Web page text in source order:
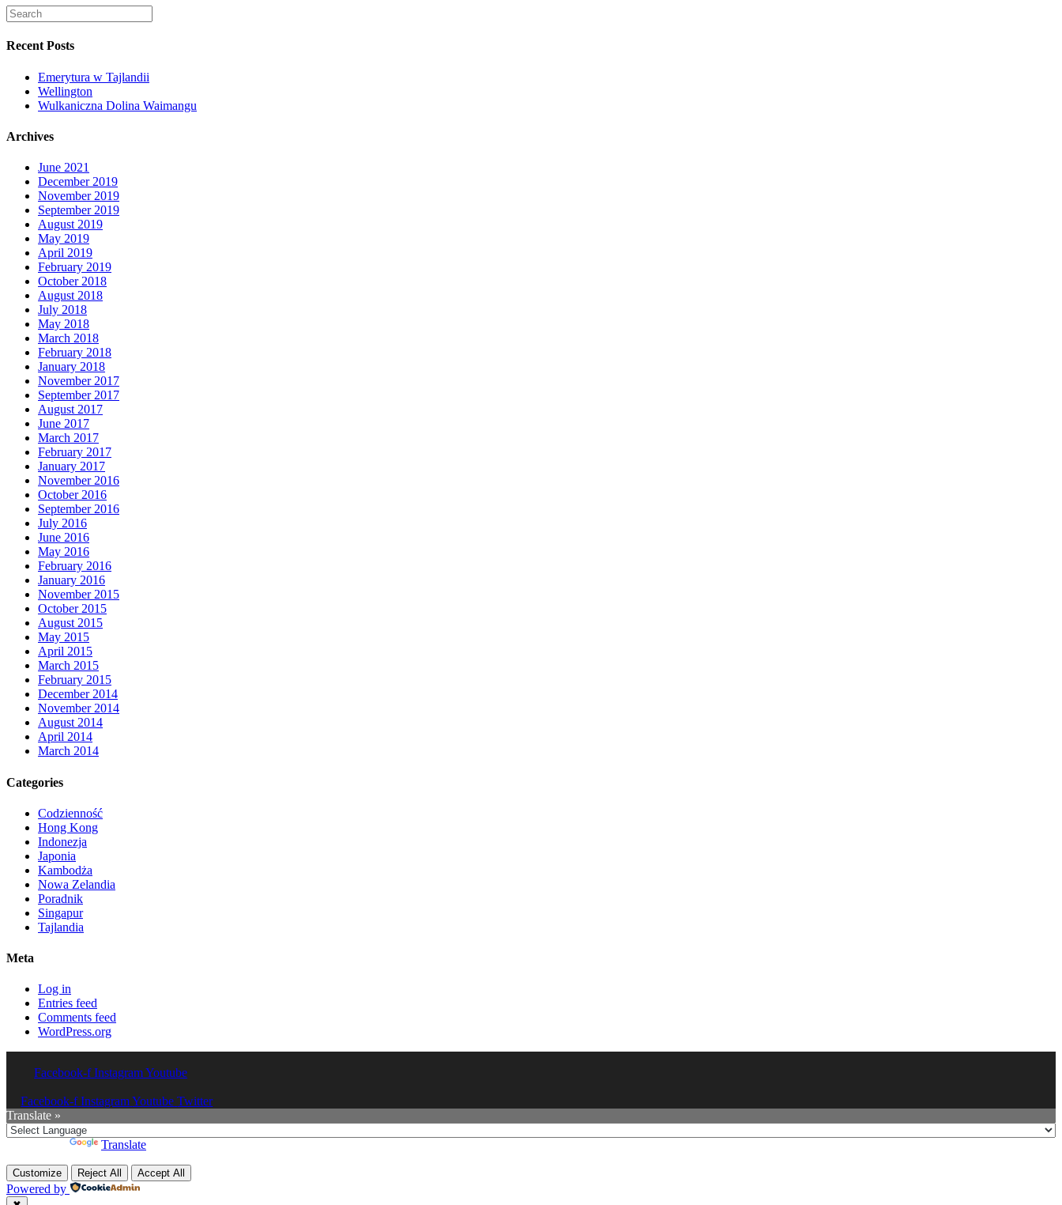
Recent Posts
Emerytura w Tajlandii
Wellington
Wulkaniczna Dolina Waimangu
Archives
June 2021
December 2019
November 2019
September 2019
August 2019
May 2019
April 2019
February 2019
October 2018
August 2018
July 2018
May 2018
March 2018
February 2018
January 2018
November 2017
September 2017
August 2017
June 2017
March 2017
February 2017
January 2017
November 2016
October 2016
September 2016
July 2016
June 2016
May 2016
February 2016
January 2016
November 2015
October 2015
August 2015
May 2015
April 2015
March 2015
February 2015
December 2014
November 2014
August 2014
April 2014
March 2014
Categories
Codzienność
Hong Kong
Indonezja
Japonia
Kambodża
Nowa Zelandia
Poradnik
Singapur
Tajlandia
Meta
Log in
Entries feed
Comments feed
WordPress.org
Facebook-f InstagramYoutube
Facebook-f InstagramYoutube Twitter
Translate »
Translate
Customize Reject All Accept All
Powered by